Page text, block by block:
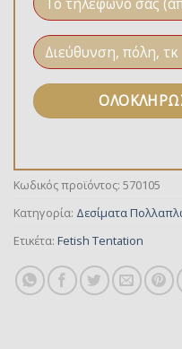
Κωδικός προϊόντος: 570105
Κατηγορία: Δεσίματα
Ετικέτα: Fetish Tentation